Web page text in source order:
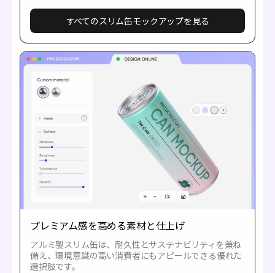
すべてのスリム缶モックアップを見る
プレミアム感を高める素材と仕上げ
アルミ製スリム缶は、耐久性とサステナビリティを兼ね
備え、環境意識の高い消費者にもアピールできる優れた
選択肢です。